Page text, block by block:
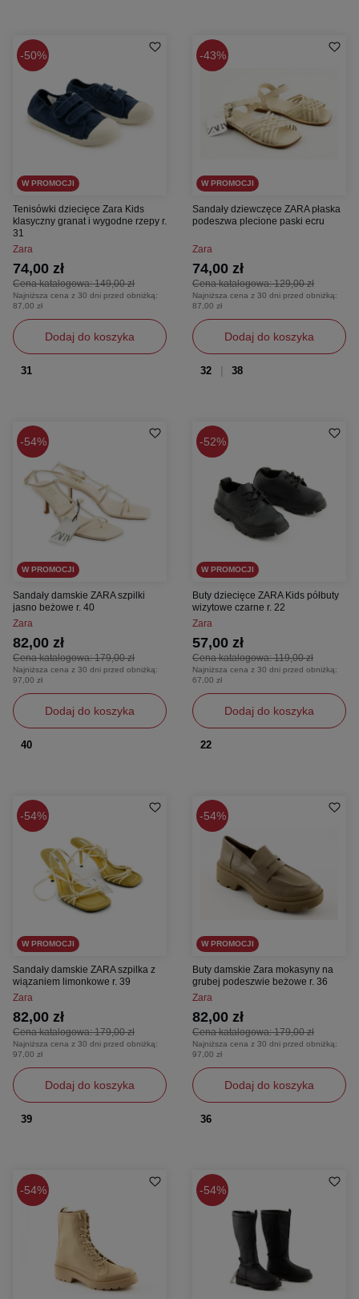
50%
W PROMOCJI
Tenisówki dziecięce Zara Kids
klasyczny granat i wygodne rzepy r.
31
Zara
Cena katalogowa:149,00 zł
74,00 zł
Najniższa cena z 30 dni przed obniżką:
87,00 zł
Dodaj do koszyka
31
43%
W PROMOCJI
Sandały dziewczęce ZARA płaska
podeszwa plecione paski ecru
Zara
Cena katalogowa:129,00 zł
74,00 zł
Najniższa cena z 30 dni przed obniżką:
87,00 zł
Dodaj do koszyka
32 38
54%
W PROMOCJI
Sandały damskie ZARA szpilki
jasno beżowe r. 40
Zara
Cena katalogowa:179,00 zł
82,00 zł
Najniższa cena z 30 dni przed obniżką:
97,00 zł
Dodaj do koszyka
40
52%
W PROMOCJI
Buty dziecięce ZARA Kids półbuty
wizytowe czarne r. 22
Zara
Cena katalogowa:119,00 zł
57,00 zł
Najniższa cena z 30 dni przed obniżką:
67,00 zł
Dodaj do koszyka
22
54%
W PROMOCJI
Sandały damskie ZARA szpilka z
wiązaniem limonkowe r. 39
Zara
Cena katalogowa:179,00 zł
82,00 zł
Najniższa cena z 30 dni przed obniżką:
97,00 zł
Dodaj do koszyka
39
54%
W PROMOCJI
Buty damskie Zara mokasyny na
grubej podeszwie beżowe r. 36
Zara
Cena katalogowa:179,00 zł
82,00 zł
Najniższa cena z 30 dni przed obniżką:
97,00 zł
Dodaj do koszyka
36
54% 54%